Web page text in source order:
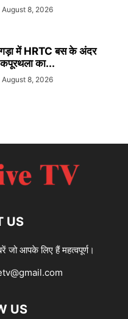
August 8, 2026
में HRTC बस के अंदर
कपूरथला का...
August 8, 2026
US
जो आपके लिए हैं महत्वपूर्ण।
US